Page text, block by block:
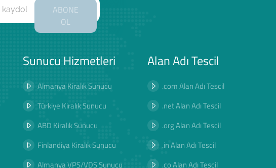
ABONE
OL
Sunucu Hizmetleri
Almanya Kiralık Sunucu
Türkiye Kiralık Sunucu
ABD Kiralık Sunucu
Finlandiya Kiralık Sunucu
Almanya VPS/VDS Sunucu
Alan Adı Tescil
.com Alan Adı Tescil
.net Alan Adı Tescil
.org Alan Adı Tescil
.in Alan Adı Tescil
.co Alan Adı Tescil